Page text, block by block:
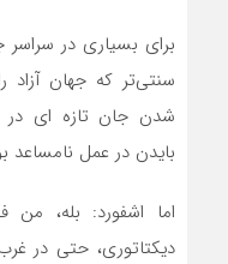
برای بسیاری در
سنتی‌تر که جهان آزاد
شدن جان تازه ای در
بایدن در عمل نامساعد
اما اشفورد: بله،
دیکتاتوری، حتی در